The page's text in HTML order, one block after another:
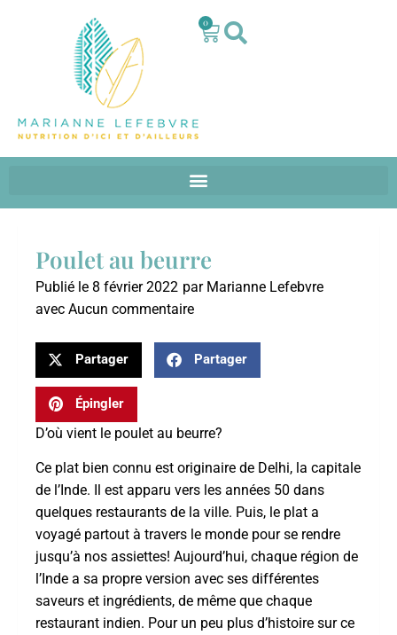
0
Poulet au beurre
Publié le 8 février 2022 par Marianne Lefebvre
avec Aucun commentaire
Partager Partager
Épingler
D’où vient le poulet au beurre?
Ce plat bien connu est originaire de Delhi, la capitale
de l’Inde. Il est apparu vers les années 50 dans
quelques restaurants de la ville. Puis, le plat a
voyagé partout à travers le monde pour se rendre
jusqu’à nos assiettes! Aujourd’hui, chaque région de
l’Inde a sa propre version avec ses différentes
saveurs et ingrédients, de même que chaque
restaurant indien. Pour un peu plus d’histoire sur ce